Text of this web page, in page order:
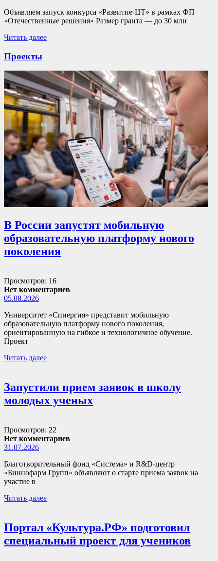
Объявляем запуск конкурса «Развитие-ЦТ» в рамках ФП
«Отечественные решения» Размер гранта — до 30 млн
Читать далее
Проекты
В России запустят мобильную
образовательную платформу нового
поколения
Просмотров: 16
Нет комментариев
05.08.2026
Университет «Синергия» представит мобильную
образовательную платформу нового поколения,
ориентированную на гибкое и технологичное обучение.
Проект
Читать далее
Запустили прием заявок в школу
молодых ученых
Просмотров: 22
Нет комментариев
31.07.2026
Благотворительный фонд «Система» и R&D-центр
«Биннофарм Групп» объявляют о старте приема заявок на
участие в
Читать далее
Портал «Культура.РФ» подготовил
специальный проект для учеников